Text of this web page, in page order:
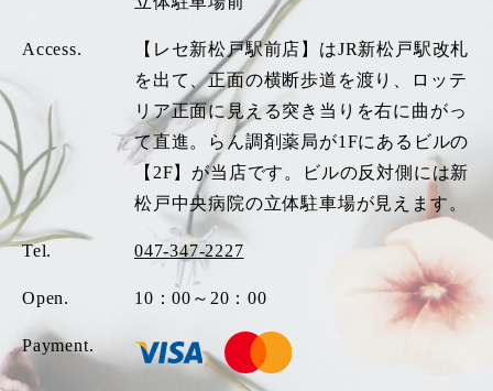
Access.
【レセ新松戸駅前店】はJR新松戸駅改札
を出て、正面の横断歩道を渡り、ロッテ
リア正面に見える突き当りを右に曲がっ
て直進。らん調剤薬局が1Fにあるビルの
【2F】が当店です。ビルの反対側には新
松戸中央病院の立体駐車場が見えます。
Tel. 047-347-2227
Open. 10：00～20：00
Payment.